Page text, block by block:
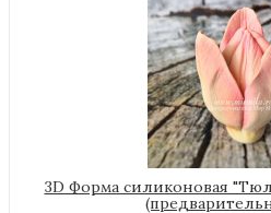
3D Форма силиконовая